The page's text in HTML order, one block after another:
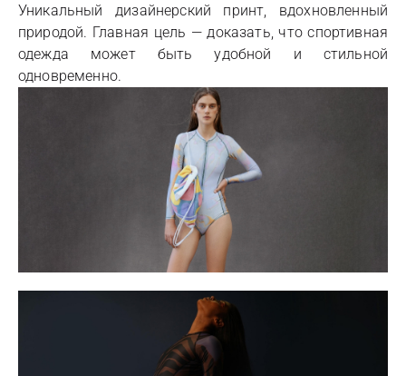
Уникальный дизайнерский принт, вдохновленный
природой. Главная цель — доказать, что спортивная
одежда может быть удобной и стильной
одновременно.